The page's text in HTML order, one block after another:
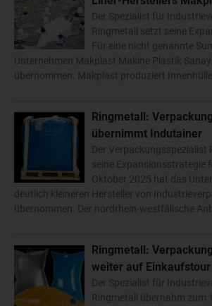
Der Spezialist für
Ringmetall setzt seine
Für eine nicht genannte
Unternehmen Makplast Makine Plastik
übernommen. Makplast produziert
Ringmetall:
übernimmt Indutainer
Der Verpackungsspezialist
seine Expansionsstrategie
Oktober 2025 hat das
deutlich kleineren Hersteller von
übernommen. Der nordrhein-westfälische
Ringmetall:
weiter auf Einkaufstour
Der Spezialist für
Ringmetall übernahm zum